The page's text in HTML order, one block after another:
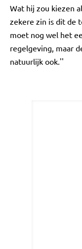
Wat hij zou kiezen
zekere zin is dit de
moet nog wel het
regelgeving, maar
natuurlijk ook.''